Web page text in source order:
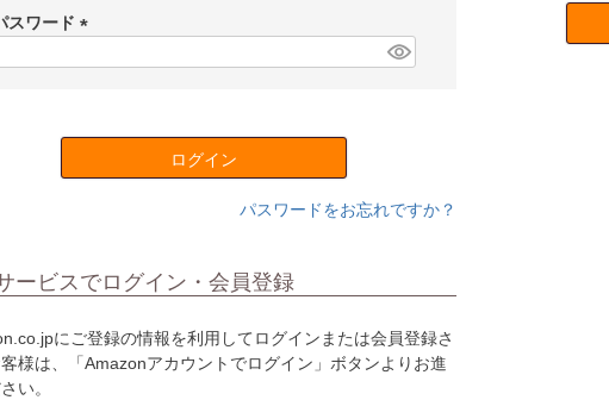
)
スワード
ログイン
パスワードをお忘れですか？
ービスでログイン・会員登録
にご登録の情報を利用してログインまたは会員登録さ
様は、「Amazonアカウントでログイン」ボタンよりお進
い。